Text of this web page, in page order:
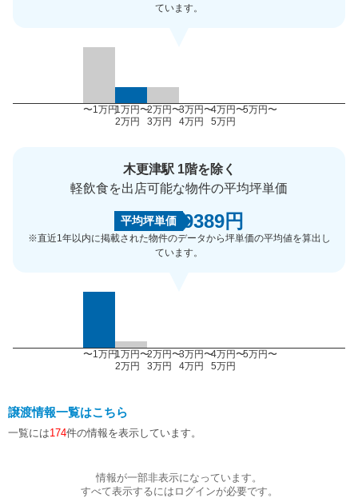
ています。
〜1万円1万円〜
2万円
2万円〜
3万円
3万円〜
4万円
4万円〜
5万円
5万円〜
木更津駅 1階を除く
軽飲食を出店可能な物件の平均坪単価
平均坪単価 9389円
※直近1年以内に掲載された物件のデータから坪単価の平均値を算出し
ています。
〜1万円1万円〜
2万円
2万円〜
3万円
3万円〜
4万円
4万円〜
5万円
5万円〜
譲渡情報一覧はこちら
一覧には174件の情報を表示しています。
情報が一部非表示になっています。
すべて表示するにはログインが必要です。